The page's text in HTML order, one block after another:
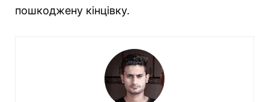
пошкоджену кінцівку.